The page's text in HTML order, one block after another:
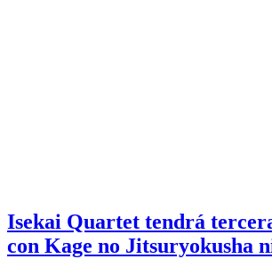
Isekai Quartet tendrá
con Kage no Jitsuryokusha